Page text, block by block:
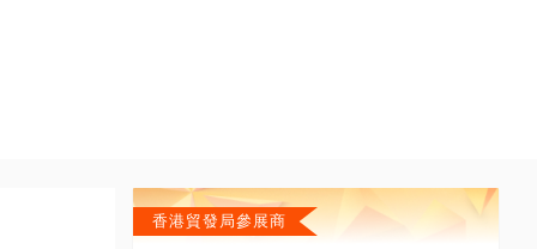
香港貿發局參展商